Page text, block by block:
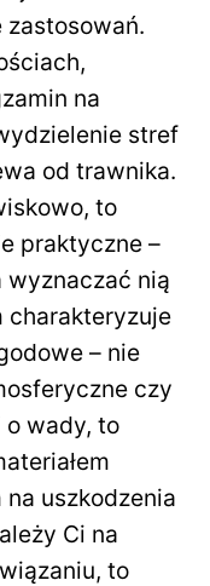
na
stref
od trawnika.
to
praktyczne –
wyznaczać nią
charakteryzuje
– nie
czy
o wady, to
uszkodzenia
Ci na
to